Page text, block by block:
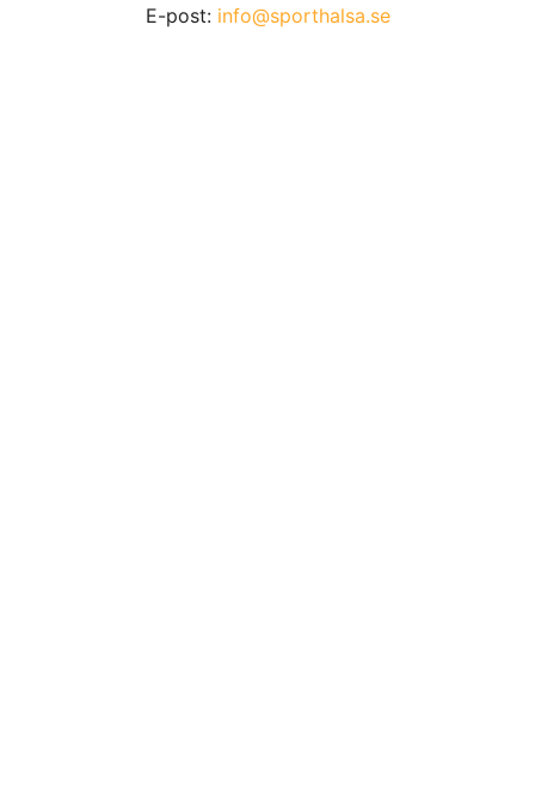
E-post: info@sporthalsa.se